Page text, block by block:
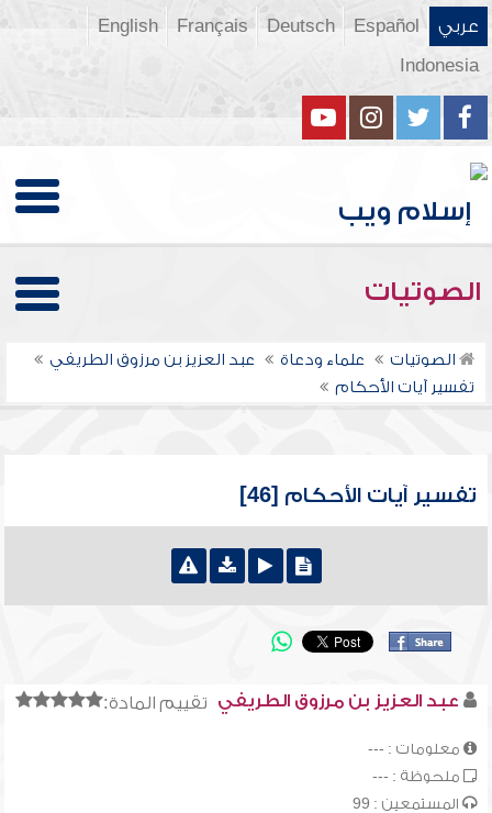
عربي Español
Deutsch
Français
English
Indonesia
الصوتيات
الصوتيات علماء ودعاة
عبد العزيز بن مرزوق الطريفي
تفسير آيات الأحكام
تفسير آيات الأحكام [46]
تقييم المادة: عبد العزيز بن مرزوق الطريفي
معلومات : ---
ملحوظة : ---
المستمعين : 99